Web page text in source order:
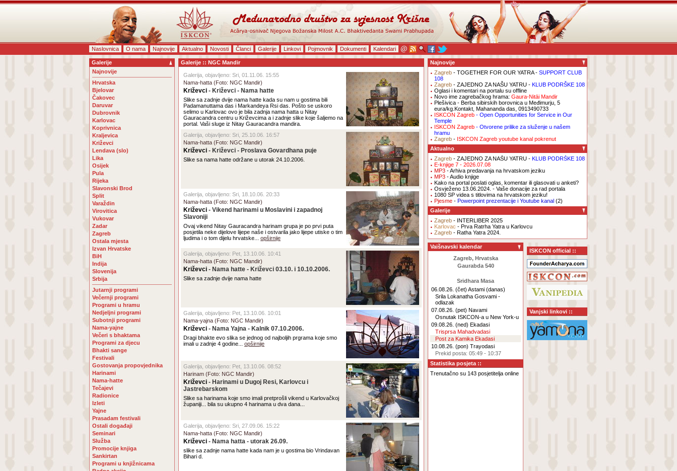
Naslovnica O nama Najnovije Aktualno Novosti Članci Galerije Linkovi Pojmovnik Dokumenti Kalendari
Galerije
Najnovije
Hrvatska
Bjelovar
Čakovec
Daruvar
Dubrovnik
Karlovac
Koprivnica
Kraljevica
Križevci
Lendava (slo)
Lika
Osijek
Pula
Rijeka
Slavonski Brod
Split
Varaždin
Virovitica
Vukovar
Zadar
Zagreb
Ostala mjesta
Izvan Hrvatske
BiH
Indija
Slovenija
Srbija
Jutarnji programi
Večernji programi
Programi u hramu
Nedjeljni programi
Subotnji programi
Nama-yajne
Večeri s bhaktama
Programi za djecu
Bhakti sange
Festivali
Gostovanja propovjednika
Harinami
Nama-hatte
Tečajevi
Radionice
Izleti
Yajne
Prasadam festivali
Ostali događaji
Seminari
Služba
Promocije knjiga
Sankirtan
Programi u knjižnicama
Galerije :: NGC Mandir
Galerija, objavljeno: Sri, 01.11.06. 15:55
Nama-hatta (Foto: NGC Mandir)
Križevci - Križevci - Nama hatte
Slike sa zadnje dvije nama hatte kada su nam u gostima bili
Padamanuttama das i Markandeya Rsi das. Pošto se uskoro
selimo u Karlovac ovo je bila zadnja nama hatta u Nitay
Gauracandra centru u Križevcima a i zadnje slike koje šaljemo na
portal. Vaši sluge iz Nitay Gauracandra mandira.
Galerija, objavljeno: Sri, 25.10.06. 16:57
Nama-hatta (Foto: NGC Mandir)
Križevci - Križevci - Proslava Govardhana puje
Slike sa nama hatte održane u utorak 24.10.2006.
Galerija, objavljeno: Sri, 18.10.06. 20:33
Nama-hatta (Foto: NGC Mandir)
Križevci - Vikend harinami u Moslavini i zapadnoj
Slavoniji
Ovaj vikend Nitay Gauracandra harinam grupa je po prvi puta
posjetila neke dijelove lijepe naše i ostvarila jako lijepe utiske o tim
ljudima i o tom dijelu hrvatske... opširnije
Galerija, objavljeno: Pet, 13.10.06. 10:41
Nama-hatta (Foto: NGC Mandir)
Križevci - Nama hatte - Križevci 03.10. i 10.10.2006.
Slike sa zadnje dvije nama hatte
Galerija, objavljeno: Pet, 13.10.06. 10:01
Nama-yajna (Foto: NGC Mandir)
Križevci - Nama Yajna - Kalnik 07.10.2006.
Dragi bhakte evo slika se jednog od najboljih prgrama koje smo
imali u zadnje 4 godine... opširnije
Galerija, objavljeno: Pet, 13.10.06. 08:52
Harinam (Foto: NGC Mandir)
Križevci - Harinami u Dugoj Resi, Karlovcu i
Jastrebarskom
Slike sa harinama koje smo imali pretprošli vikend u Karlovačkoj
županiji... bila su ukupno 4 harinama u dva dana...
Galerija, objavljeno: Sri, 27.09.06. 15:22
Nama-hatta (Foto: NGC Mandir)
Križevci - Nama hatta - utorak 26.09.
slike sa zadnje nama hatte kada nam je u gostima bio Vrindavan
Bihari d.
Najnovije
Zagreb - TOGETHER FOR OUR YATRA - SUPPORT CLUB
108
Zagreb - ZAJEDNO ZA NAŠU YATRU - KLUB PODRŠKE 108
Oglasi i komentari na portalu su offline
Novo ime zagrebačkog hrama: Gaura-Nitāi Mandir
Plešivica - Berba sibirskih borovnica u Međimurju, 5
eura/kg.Kontakt, Mahananda das, 0913490733
ISKCON Zagreb - Open Opportunities for Service in Our
Temple
ISKCON Zagreb - Otvorene prilike za služenje u našem
hramu
Zagreb - ISKCON Zagreb youtube kanal pokrenut
Aktualno
Zagreb - ZAJEDNO ZA NAŠU YATRU - KLUB PODRŠKE 108
E-knjige 7 - 2026.07.08
MP3 - Arhiva predavanja na hrvatskom jeziku
MP3 - Audio knjige
Kako na portal poslati oglas, komentar ili glasovati u anketi?
Osvježeno 13.06.2024. - Vaše donacije za rad portala
1080 SP videa s titlovima na hrvatskom jeziku!
Pjesme - Powerpoint prezentacije i Youtube kanal (2)
Galerije
Zagreb - INTERLIBER 2025
Karlovac - Prva Ratrha Yatra u Karlovcu
Zagreb - Ratha Yatra 2024.
Vaišnavski kalendar
Zagreb, Hrvatska
Gaurabda 540
Sridhara Masa
06.08.26. (čet) Astami (danas)
Srila Lokanatha Gosvami -
odlazak
07.08.26. (pet) Navami
Osnutak ISKCON-a u New York-u
09.08.26. (ned) Ekadasi
Trisprsa Mahadvadasi
Post za Kamika Ekadasi
10.08.26. (pon) Trayodasi
Prekid posta: 05:49 - 10:37
Statistika posjeta ::
Trenutačno su 143 posjetitelja online
ISKCON official ::
Vanjski linkovi ::